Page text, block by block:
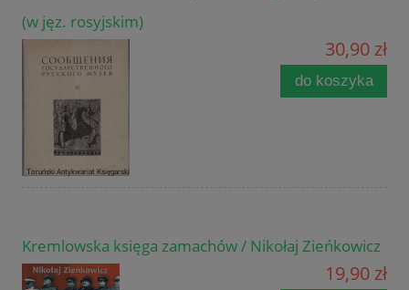
(w jęz. rosyjskim)
30,90 zł
do koszyka
Kremlowska księga zamachów / Nikołaj Zieńkowicz
19,90 zł